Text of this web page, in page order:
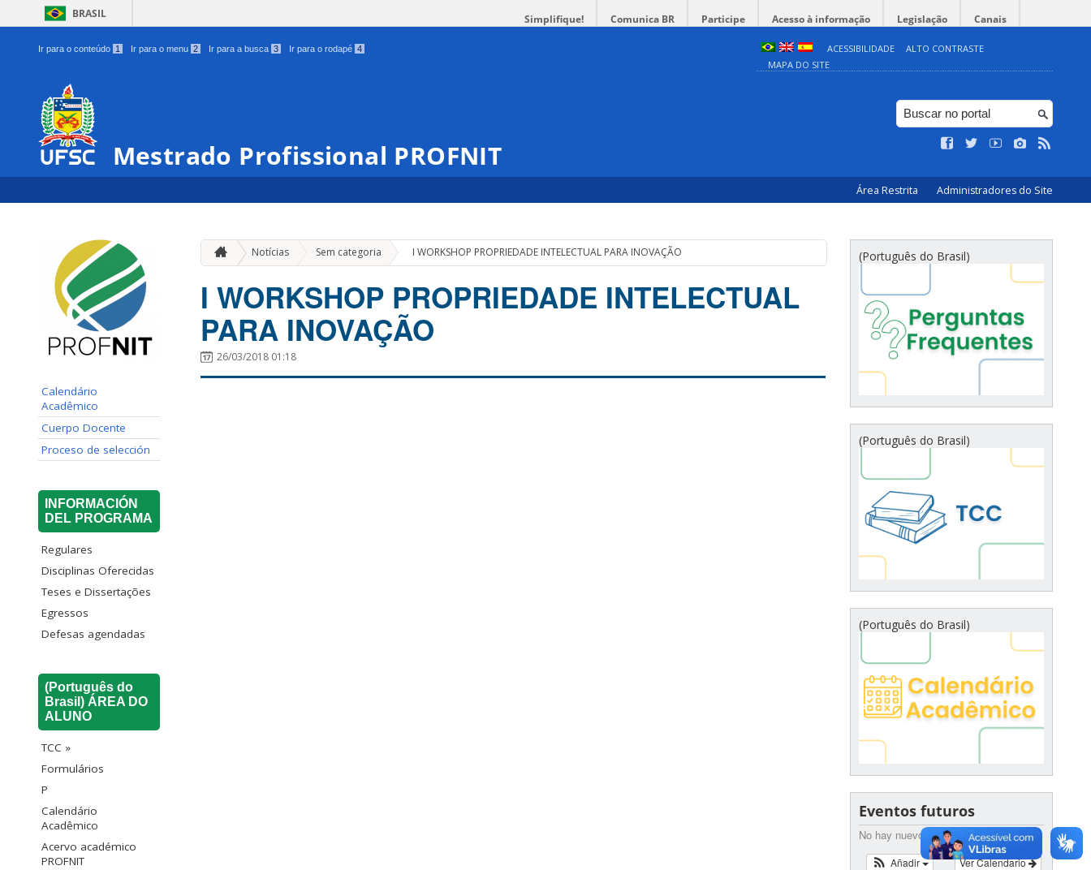
BRASIL Simplifique! Comunica BR Participe Acesso à informação Legislação Canais
Ir para o conteúdo 1 Ir para o menu 2 Ir para a busca 3 Ir para o rodapé 4 ACESSIBILIDADE
ALTO CONTRASTE
MAPA DO SITE
Mestrado Profissional PROFNIT
Área Restrita Administradores do Site
Calendário
Acadêmico
Cuerpo Docente
Proceso de selección
INFORMACIÓN
DEL PROGRAMA
Regulares
Disciplinas Oferecidas
Teses e Dissertações
Egressos
Defesas agendadas
(Português do
Brasil) ÁREA DO
ALUNO
TCC »
Formulários
P
Calendário
Acadêmico
Acervo académico
PROFNIT
Notícias Sem categoria » I WORKSHOP PROPRIEDADE INTELECTUAL PARA INOVAÇÃO
I WORKSHOP PROPRIEDADE INTELECTUAL
PARA INOVAÇÃO
26/03/2018 01:18
(Português do Brasil)
(Português do Brasil)
(Português do Brasil)
Eventos futuros
No hay nuevos eventos.
Ver Calendario
Añadir